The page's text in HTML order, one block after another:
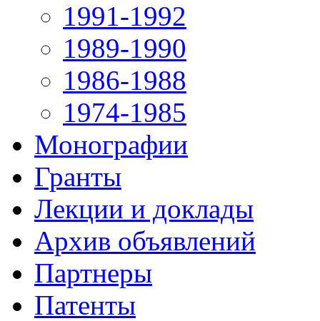
1991-1992
1989-1990
1986-1988
1974-1985
Монографии
Гранты
Лекции и доклады
Архив объявлений
Партнеры
Патенты